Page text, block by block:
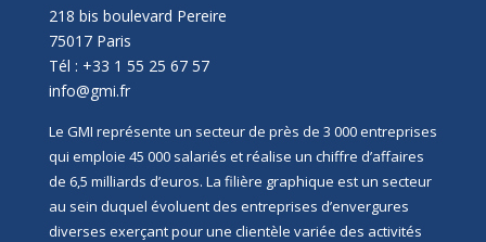
218 bis boulevard Pereire
75017 Paris
Tél : +33 1 55 25 67 57
info@gmi.fr
Le GMI représente un secteur de près de 3 000 entreprises
qui emploie 45 000 salariés et réalise un chiffre d’affaires
de 6,5 milliards d’euros. La filière graphique est un secteur
au sein duquel évoluent des entreprises d’envergures
diverses exerçant pour une clientèle variée des activités